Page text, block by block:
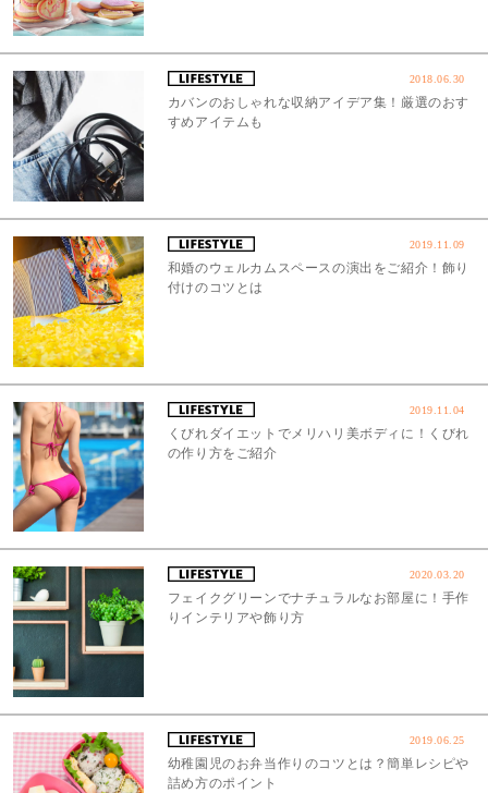
2018.06.30
カバンのおしゃれな収納アイデア集！厳選のおす
すめアイテムも
2019.11.09
和婚のウェルカムスペースの演出をご紹介！飾り
付けのコツとは
2019.11.04
くびれダイエットでメリハリ美ボディに！くびれ
の作り方をご紹介
2020.03.20
フェイクグリーンでナチュラルなお部屋に！手作
りインテリアや飾り方
2019.06.25
幼稚園児のお弁当作りのコツとは？簡単レシピや
詰め方のポイント